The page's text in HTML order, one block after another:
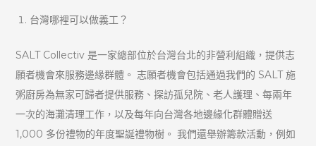
台灣哪裡可以做義工？
SALT Collectiv 是一家總部位於台灣台北的非營利組織，提供志
願者機會來服務邊緣群體。 志願者機會包括通過我們的 SALT 施
粥廚房為無家可歸者提供服務、探訪孤兒院、老人護理、每兩年
一次的海灘清理工作，以及每年向台灣各地邊緣化群體贈送
1,000 多份禮物的年度聖誕禮物樹。 我們還舉辦籌款活動，例如